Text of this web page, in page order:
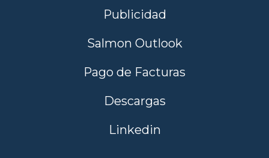
Publicidad
Salmon Outlook
Pago de Facturas
Descargas
Linkedin